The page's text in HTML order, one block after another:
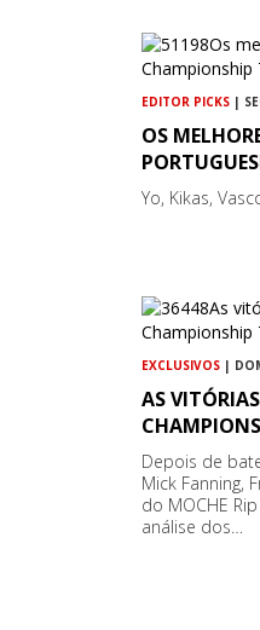
EDITOR PICKS |
OS
Yo, Kikas,
EXCLUSIVOS |
AS
Depois de
Mick Fanning,
do MOCHE
análise dos…